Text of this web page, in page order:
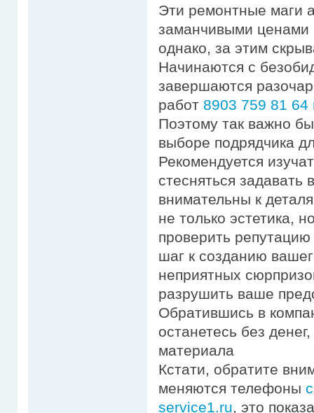
Эти ремонтные маги
заманчивыми
однако, за этим
Начинаются с
завершаются
работ 8903 759 81
Поэтому так важно
выборе подрядчика
Рекомендуется
стесняться
внимательны к
не только эстетика,
проверить
шаг к созданию
неприятных
разрушить ваше
Обратившись в
останетесь без
материала
Кстати, обратите
меняются телефоны
service1.ru, это